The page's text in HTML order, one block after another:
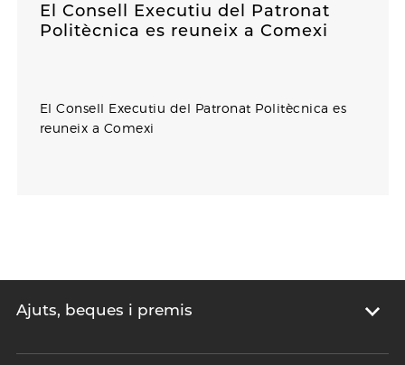
El Consell Executiu del Patronat
Politècnica es reuneix a Comexi
El Consell Executiu del Patronat Politècnica es
reuneix a Comexi
Ajuts, beques i premis